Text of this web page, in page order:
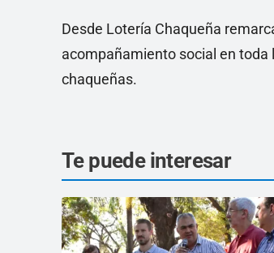
Desde Lotería Chaqueña
acompañamiento social en
chaqueñas.
Te puede interesar